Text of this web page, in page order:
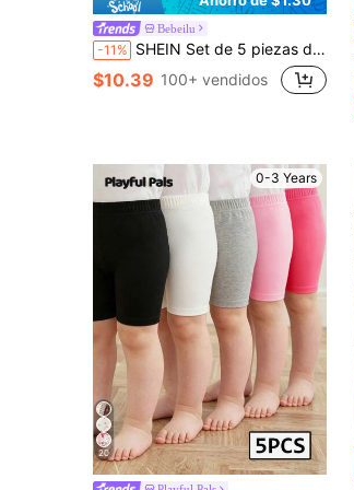
Bebeilu
-11% SHEIN Set de 5 piezas de shorts de punto de unicolor con cintura elástica para niña
$10.39 100+ vendidos
0-3 Years
20